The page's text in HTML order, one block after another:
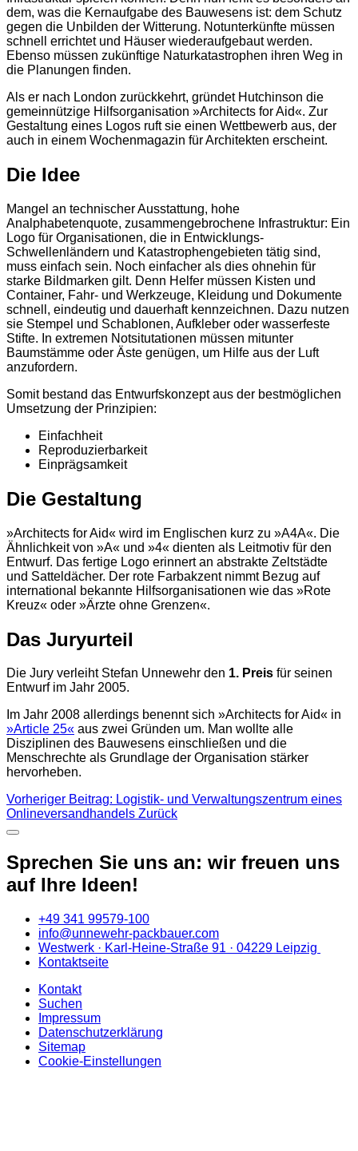
dem, was die Kernaufgabe des Bauwesens ist: dem Schutz
gegen die Unbilden der Witterung. Notunterkünfte müssen
schnell errichtet und Häuser wiederaufgebaut werden.
Ebenso müssen zukünftige Naturkatastrophen ihren Weg in
die Planungen finden.
Als er nach London zurückkehrt, gründet Hutchinson die
gemeinnützige Hilfsorganisation »Architects for Aid«. Zur
Gestaltung eines Logos ruft sie einen Wettbewerb aus, der
auch in einem Wochenmagazin für Architekten erscheint.
Die Idee
Mangel an technischer Ausstattung, hohe
Analphabetenquote, zusammengebrochene Infrastruktur: Ein
Logo für Organisationen, die in Entwicklungs-
Schwellenländern und Katastrophengebieten tätig sind,
muss einfach sein. Noch einfacher als dies ohnehin für
starke Bildmarken gilt. Denn Helfer müssen Kisten und
Container, Fahr- und Werkzeuge, Kleidung und Dokumente
schnell, eindeutig und dauerhaft kennzeichnen. Dazu nutzen
sie Stempel und Schablonen, Aufkleber oder wasserfeste
Stifte. In extremen Notsitutationen müssen mitunter
Baumstämme oder Äste genügen, um Hilfe aus der Luft
anzufordern.
Somit bestand das Entwurfskonzept aus der bestmöglichen
Umsetzung der Prinzipien:
Einfachheit
Reproduzierbarkeit
Einprägsamkeit
Die Gestaltung
»Architects for Aid« wird im Englischen kurz zu »A4A«. Die
Ähnlichkeit von »A« und »4« dienten als Leitmotiv für den
Entwurf. Das fertige Logo erinnert an abstrakte Zeltstädte
und Satteldächer. Der rote Farbakzent nimmt Bezug auf
international bekannte Hilfsorganisationen wie das »Rote
Kreuz« oder »Ärzte ohne Grenzen«.
Das Juryurteil
Die Jury verleiht Stefan Unnewehr den 1. Preis für seinen
Entwurf im Jahr 2005.
Im Jahr 2008 allerdings benennt sich »Architects for Aid« in
»Article 25« aus zwei Gründen um. Man wollte alle
Disziplinen des Bauwesens einschließen und die
Menschrechte als Grundlage der Organisation stärker
hervorheben.
Vorheriger Beitrag: Logistik- und Verwaltungszentrum eines
Onlineversandhandels Zurück
Sprechen Sie uns an: wir freuen uns
auf Ihre Ideen!
+49 341 99579-100
info@unnewehr-packbauer.com
Westwerk · Karl-Heine-Straße 91 · 04229 Leipzig
Kontaktseite
Kontakt
Suchen
Impressum
Datenschutzerklärung
Sitemap
Cookie-Einstellungen